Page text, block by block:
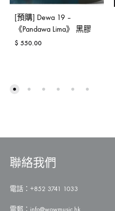
[預購] Dewa 19 –
《Pandawa Lima》 黑膠
$ 550.00
聯絡我們
電話：+852 3741 1033
電郵： info@wowmusic.hk